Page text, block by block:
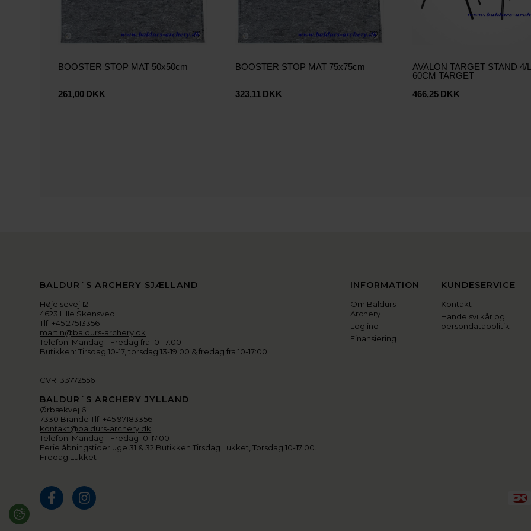
BOOSTER STOP MAT 50x50cm
261,00 DKK
BOOSTER STOP MAT 75x75cm
323,11 DKK
AVALON TARGET STAND 4/
60CM TARGET
466,25 DKK
BALDUR´S ARCHERY SJÆLLAND
Højelsevej 12
4623 Lille Skensved
Tlf. +45 27513356
martin@baldurs-archery.dk
Telefon: Mandag - Fredag fra 10-17:00
Butikken: Tirsdag 10-17, torsdag 13-19:00 & fredag fra 10-17:00
CVR: 33772556
BALDUR´S ARCHERY JYLLAND
Ørbækvej 6
7330 Brande Tlf. +45 97183356
kontakt@baldurs-archery.dk
Telefon: Mandag - Fredag 10-17.00
Ferie åbningstider uge 31 & 32 Butikken Tirsdag Lukket, Torsdag 10-17:00.
Fredag Lukket
INFORMATION
Om Baldurs
Archery
Log ind
Finansiering
KUNDESERVICE
Kontakt
Handelsvilkår og
persondatapolitik